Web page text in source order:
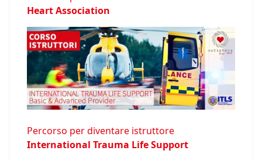
Heart Association
Percorso per diventare istruttore
International Trauma Life Support